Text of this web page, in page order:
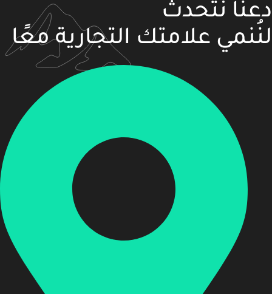
دعنا نتحدث
لنُنمي علامتك التجارية معًا